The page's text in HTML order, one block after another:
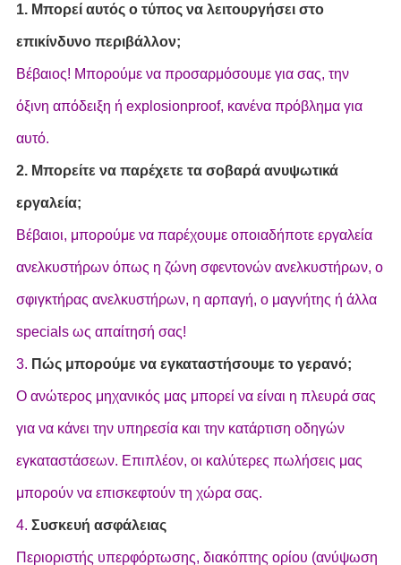
1. Μπορεί αυτός ο τύπος να λειτουργήσει στο
επικίνδυνο περιβάλλον;
Βέβαιος! Μπορούμε να προσαρμόσουμε για σας, την
όξινη απόδειξη ή explosionproof, κανένα πρόβλημα για
αυτό.
2. Μπορείτε να παρέχετε τα σοβαρά ανυψωτικά
εργαλεία;
Βέβαιοι, μπορούμε να παρέχουμε οποιαδήποτε εργαλεία
ανελκυστήρων όπως η ζώνη σφεντονών ανελκυστήρων, ο
σφιγκτήρας ανελκυστήρων, η αρπαγή, ο μαγνήτης ή άλλα
specials ως απαίτησή σας!
3. Πώς μπορούμε να εγκαταστήσουμε το γερανό;
Ο ανώτερος μηχανικός μας μπορεί να είναι η πλευρά σας
για να κάνει την υπηρεσία και την κατάρτιση οδηγών
εγκαταστάσεων. Επιπλέον, οι καλύτερες πωλήσεις μας
μπορούν να επισκεφτούν τη χώρα σας.
4. Συσκευή ασφάλειας
Περιοριστής υπερφόρτωσης, διακόπτης ορίου (ανύψωση